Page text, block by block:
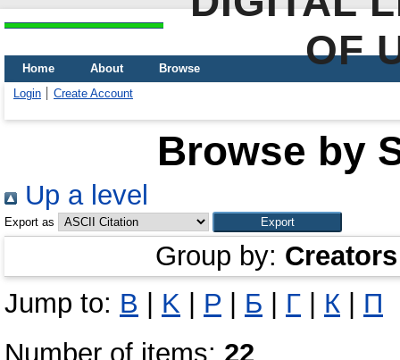
OF
Home About
Browse
Login
Create Account
Browse by
Up a level
Export as
Group by: Creators
Jump to: B K P Б Г К
П
Number of items: 22.